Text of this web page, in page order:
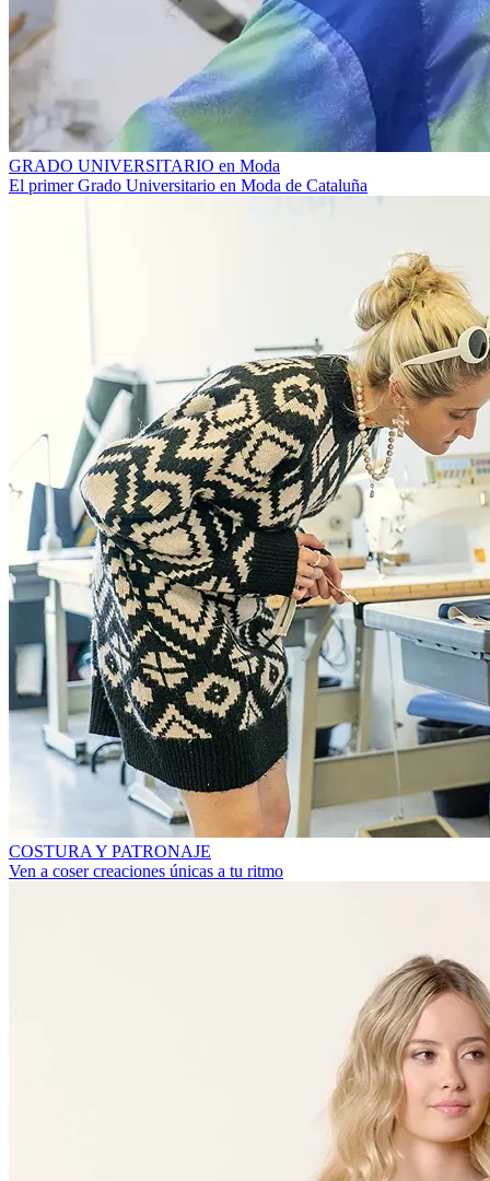
GRADO UNIVERSITARIO en Moda
El primer Grado Universitario en Moda de Cataluña
COSTURA Y PATRONAJE
Ven a coser creaciones únicas a tu ritmo